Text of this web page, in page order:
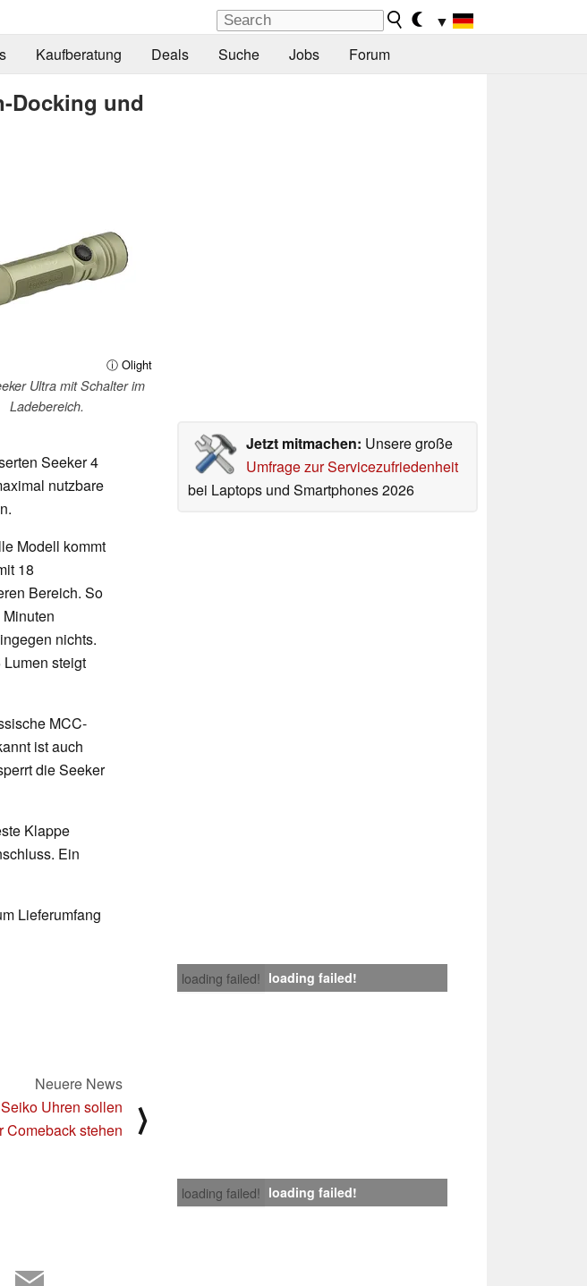
▼
Kaufberatung Deals Suche Jobs Forum
Docking und
ⓘ Olight
Ultra mit Schalter im
Ladebereich.
Jetzt mitmachen: Unsere große
Umfrage zur Servicezufriedenheit
bei Laptops und Smartphones 2026
Seeker 4
nutzbare
Modell kommt
18
Bereich. So
nichts.
steigt
MCC-
ist auch
die Seeker
Klappe
Ein
Lieferumfang
loading failed! loading failed!
Neuere News
Uhren sollen
Comeback stehen
⟩
loading failed! loading failed!